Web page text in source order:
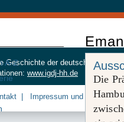
Die
A-Z
Geschichte der deutschen
www.igdj-hh.de
Impressum und